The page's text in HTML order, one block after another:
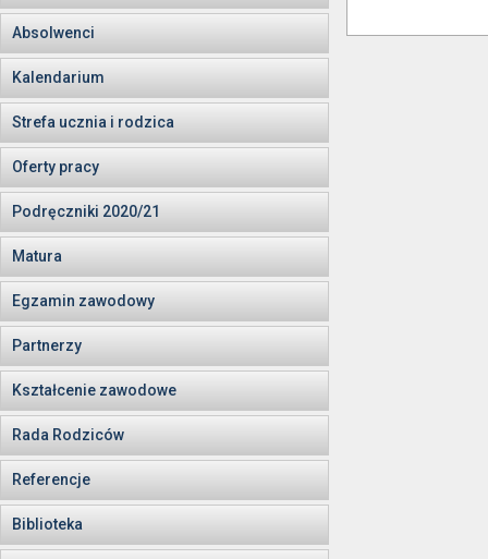
Absolwenci
Kalendarium
Strefa ucznia i rodzica
Oferty pracy
Podręczniki 2020/21
Matura
Egzamin zawodowy
Partnerzy
Kształcenie zawodowe
Rada Rodziców
Referencje
Biblioteka